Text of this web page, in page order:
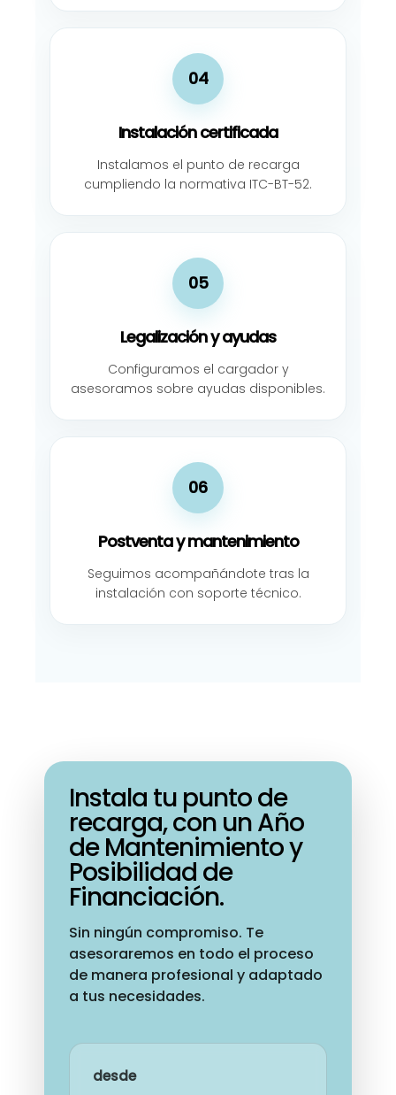
04
Instalación certificada
Instalamos el punto de recarga
cumpliendo la normativa ITC-BT-52.
05
Legalización y ayudas
Configuramos el cargador y
asesoramos sobre ayudas disponibles.
06
Postventa y mantenimiento
Seguimos acompañándote tras la
instalación con soporte técnico.
Instala tu punto de
recarga, con un Año
de Mantenimiento y
Posibilidad de
Financiación.
Sin ningún compromiso. Te
asesoraremos en todo el proceso
de manera profesional y adaptado
a tus necesidades.
desde